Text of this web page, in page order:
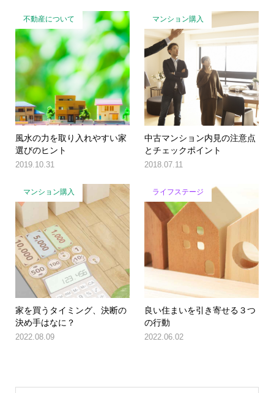
不動産について
風水の力を取り入れやすい家
選びのヒント
2019.10.31
マンション購入
中古マンション内見の注意点
とチェックポイント
2018.07.11
マンション購入
家を買うタイミング、決断の
決め手はなに？
2022.08.09
ライフステージ
良い住まいを引き寄せる３つ
の行動
2022.06.02